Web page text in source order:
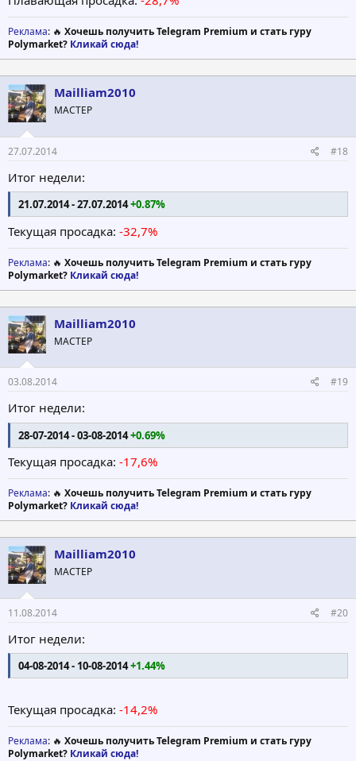
Реклама: 🔥 Хочешь получить Telegram Premium и стать гуру
Polymarket? Кликай сюда!
Mailliam2010
МАСТЕР
27.07.2014 #18
Итог недели:
21.07.2014 - 27.07.2014+0.87%
Текущая просадка: -32,7%
Реклама: 🔥 Хочешь получить Telegram Premium и стать гуру
Polymarket? Кликай сюда!
Mailliam2010
МАСТЕР
03.08.2014 #19
Итог недели:
28-07-2014 - 03-08-2014+0.69%
Текущая просадка: -17,6%
Реклама: 🔥 Хочешь получить Telegram Premium и стать гуру
Polymarket? Кликай сюда!
Mailliam2010
МАСТЕР
11.08.2014 #20
Итог недели:
04-08-2014 - 10-08-2014+1.44%
Текущая просадка: -14,2%
Реклама: 🔥 Хочешь получить Telegram Premium и стать гуру
Polymarket? Кликай сюда!